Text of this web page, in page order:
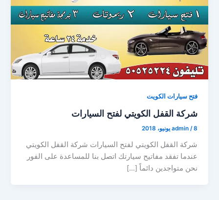
فتح سيارات الكويت
شركة القفل الكويتي لفتح السيارات
admin /8 يونيو، 2018
شركة القفل الكويتي لفتح السيارات شركة القفل الكويتي
عندما تفقد مفاتيح سيارتك اتصل بنا للمساعدة على الفور
نحن متواجدين دائماً […]